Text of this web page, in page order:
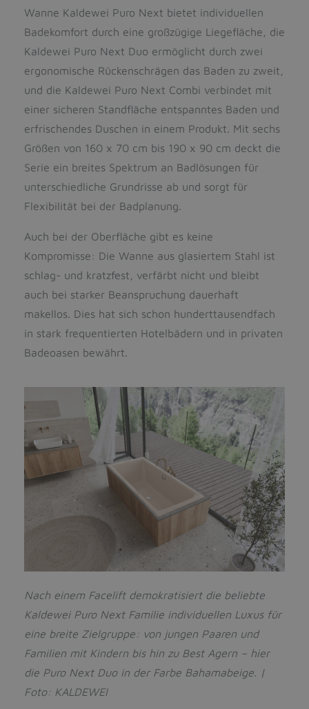
Wanne Kaldewei Puro Next bietet individuellen
Badekomfort durch eine großzügige Liegefläche, die
Kaldewei Puro Next Duo ermöglicht durch zwei
ergonomische Rückenschrägen das Baden zu zweit,
und die Kaldewei Puro Next Combi verbindet mit
einer sicheren Standfläche entspanntes Baden und
erfrischendes Duschen in einem Produkt. Mit sechs
Größen von 160 x 70 cm bis 190 x 90 cm deckt die
Serie ein breites Spektrum an Badlösungen für
unterschiedliche Grundrisse ab und sorgt für
Flexibilität bei der Badplanung.
Auch bei der Oberfläche gibt es keine
Kompromisse: Die Wanne aus glasiertem Stahl ist
schlag- und kratzfest, verfärbt nicht und bleibt
auch bei starker Beanspruchung dauerhaft
makellos. Dies hat sich schon hunderttausendfach
in stark frequentierten Hotelbädern und in privaten
Badeoasen bewährt.
Nach einem Facelift demokratisiert die beliebte
Kaldewei Puro Next Familie individuellen Luxus für
eine breite Zielgruppe: von jungen Paaren und
Familien mit Kindern bis hin zu Best Agern – hier
die Puro Next Duo in der Farbe Bahamabeige. |
Foto: KALDEWEI